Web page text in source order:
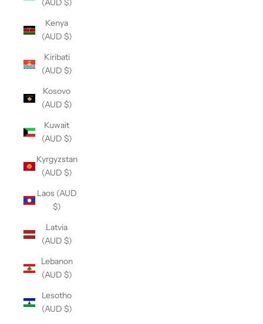
(AUD $)
Kenya
(AUD $)
Kiribati
(AUD $)
Kosovo
(AUD $)
Kuwait
(AUD $)
Kyrgyzstan
(AUD $)
Laos (AUD
$)
Latvia
(AUD $)
Lebanon
(AUD $)
Lesotho
(AUD $)